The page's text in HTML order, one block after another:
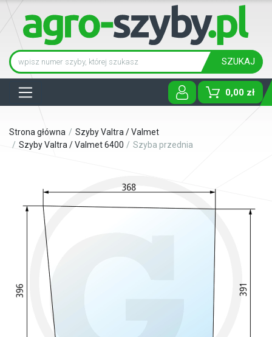
SZUKAJ
0,00 zł
Strona główna
Szyby Valtra / Valmet
Szyby Valtra / Valmet 6400
Szyba przednia